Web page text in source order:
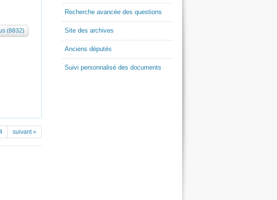
(8832)
suivant »
Recherche avancée des questions
Site des archives
Anciens députés
Suivi personnalisé des documents